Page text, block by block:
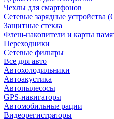
Чехлы для смартфонов
Сетевые зарядные устройства
Защитные стекла
Флеш-накопители и карты
Переходники
Сетевые фильтры
Всё для авто
Автохолодильники
Автоакустика
Автопылесосы
GPS-навигаторы
Автомобильные рации
Видеорегистраторы